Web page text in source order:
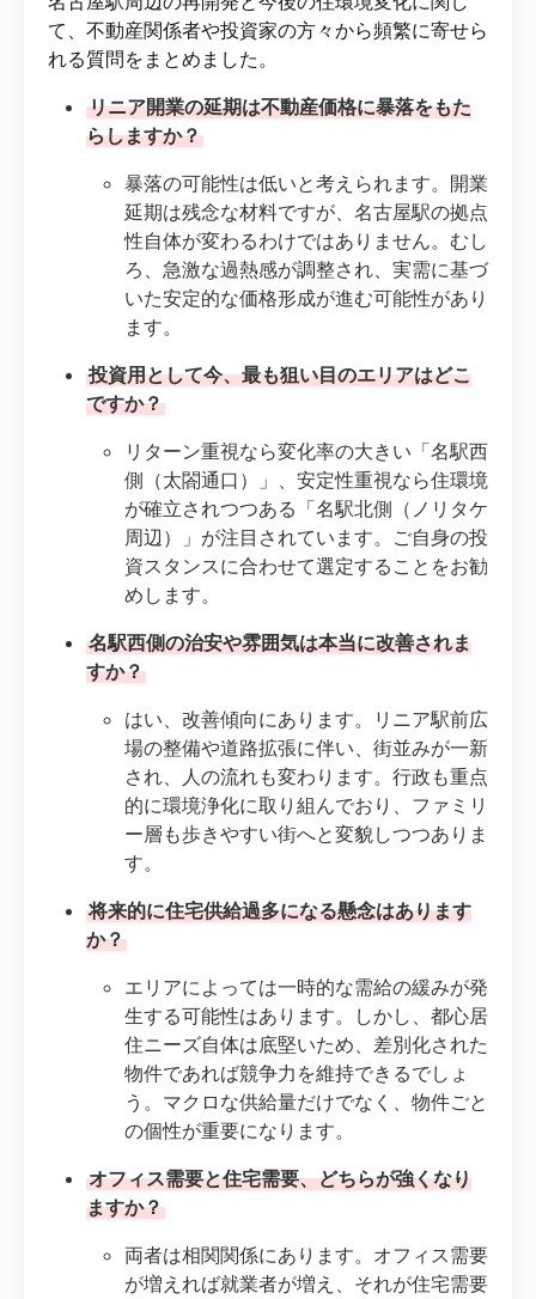
て、不動産関係者や投資家の方々から頻繁に寄せら
れる質問をまとめました。
リニア開業の延期は不動産価格に暴落をもた
らしますか？
暴落の可能性は低いと考えられます。開業
延期は残念な材料ですが、名古屋駅の拠点
性自体が変わるわけではありません。むし
ろ、急激な過熱感が調整され、実需に基づ
いた安定的な価格形成が進む可能性があり
ます。
投資用として今、最も狙い目のエリアはどこ
ですか？
リターン重視なら変化率の大きい「名駅西
側（太閤通口）」、安定性重視なら住環境
が確立されつつある「名駅北側（ノリタケ
周辺）」が注目されています。ご自身の投
資スタンスに合わせて選定することをお勧
めします。
名駅西側の治安や雰囲気は本当に改善されま
すか？
はい、改善傾向にあります。リニア駅前広
場の整備や道路拡張に伴い、街並みが一新
され、人の流れも変わります。行政も重点
的に環境浄化に取り組んでおり、ファミリ
ー層も歩きやすい街へと変貌しつつありま
す。
将来的に住宅供給過多になる懸念はあります
か？
エリアによっては一時的な需給の緩みが発
生する可能性はあります。しかし、都心居
住ニーズ自体は底堅いため、差別化された
物件であれば競争力を維持できるでしょ
う。マクロな供給量だけでなく、物件ごと
の個性が重要になります。
オフィス需要と住宅需要、どちらが強くなり
ますか？
両者は相関関係にあります。オフィス需要
が増えれば就業者が増え、それが住宅需要